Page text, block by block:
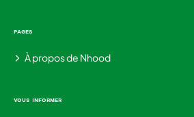
Pages
À propos de Nhood
Vous informer